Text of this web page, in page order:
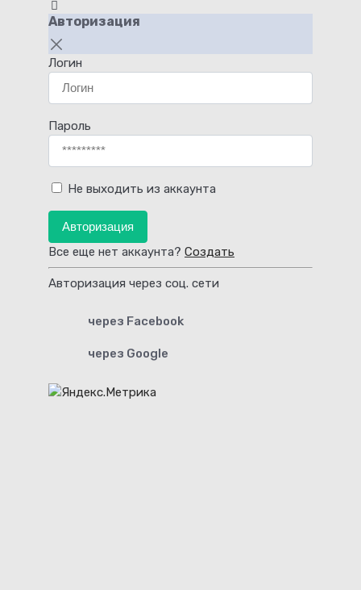
Авторизация
Логин
Пароль
Не выходить из аккаунта
Авторизация
Все еще нет аккаунта? Создать
Авторизация через соц. сети
через Facebook
через Google